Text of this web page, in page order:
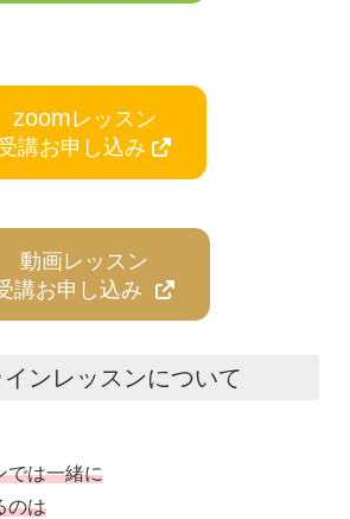
zoomレッスン
講お申し込み
動画レッスン
講お申し込み
インレッスンについて
では一緒に
のは